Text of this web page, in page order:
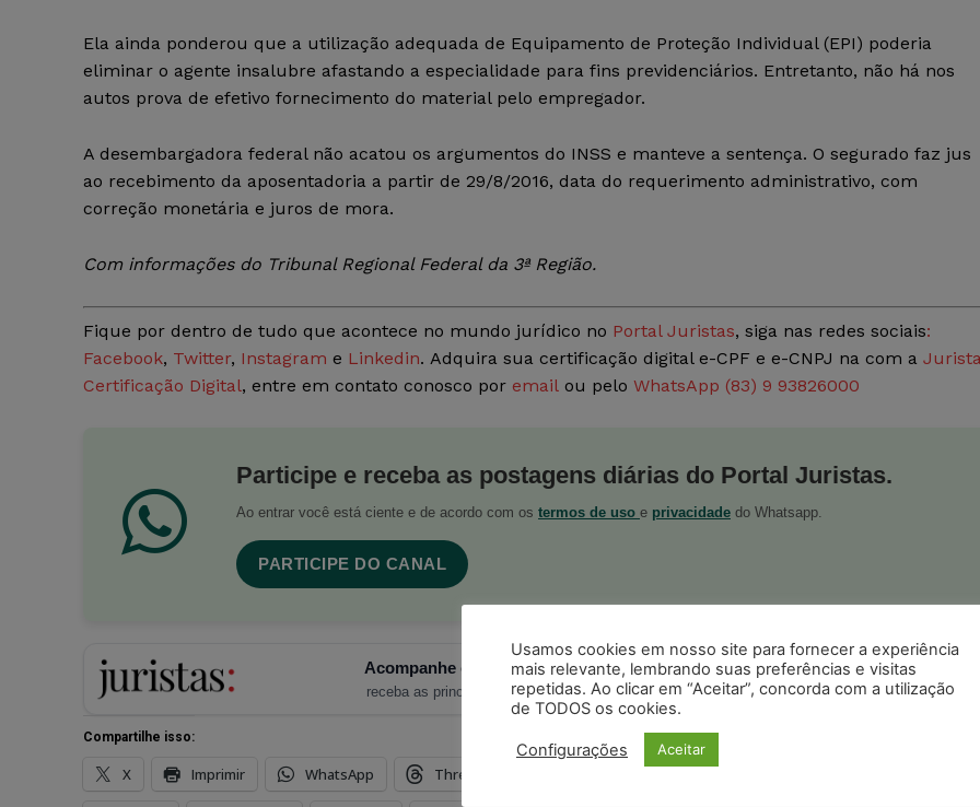
Ela ainda ponderou que a utilização adequada de Equipamento de Proteção Individual (EPI) poderia
eliminar o agente insalubre afastando a especialidade para fins previdenciários. Entretanto, não há nos
autos prova de efetivo fornecimento do material pelo empregador.
A desembargadora federal não acatou os argumentos do INSS e manteve a sentença. O segurado faz jus
ao recebimento da aposentadoria a partir de 29/8/2016, data do requerimento administrativo, com
correção monetária e juros de mora.
Com informações do Tribunal Regional Federal da 3ª Região.
Fique por dentro de tudo que acontece no mundo jurídico no Portal Juristas, siga nas redes sociais:
Facebook, Twitter, Instagram e Linkedin. Adquira sua certificação digital e-CPF e e-CNPJ na com a
Certificação Digital, entre em contato conosco por email ou pelo WhatsApp (83) 9 93826000
Participe e receba as postagens diárias do Portal Juristas.
Ao entrar você está ciente e de acordo com os termos de uso e privacidade do Whatsapp.
PARTICIPE DO CANAL
Acompanhe o Juristas no Google News
receba as principais notícias jurídicas do Brasil
Seguir no Google
Compartilhe isso:
X Imprimir WhatsApp Threads
Usamos cookies em nosso site para fornecer a experiência
mais relevante, lembrando suas preferências e visitas
repetidas. Ao clicar em “Aceitar”, concorda com a utilização
de TODOS os cookies.
Configurações Aceitar